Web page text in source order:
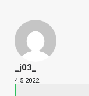
_j03_
4.5.2022